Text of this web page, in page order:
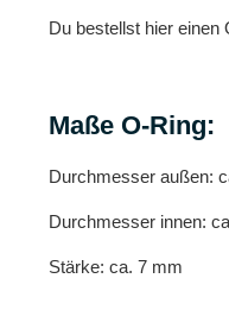
Du bestellst hier
Maße O-Ring:
Durchmesser außen:
Durchmesser innen:
Stärke: ca. 7 mm